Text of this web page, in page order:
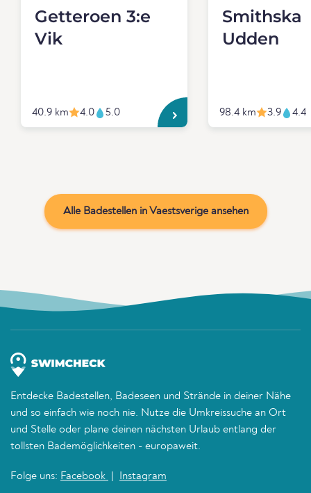
Getteroen 3:e
Vik
40.9 km 4.0 5.0
Smithska
Udden
98.4 km 3.9 4.4
Alle Badestellen in Vaestsverige ansehen
Entdecke Badestellen, Badeseen und Strände in deiner Nähe
und so einfach wie noch nie. Nutze die Umkreissuche an Ort
und Stelle oder plane deinen nächsten Urlaub entlang der
tollsten Bademöglichkeiten - europaweit.
Folge uns: Facebook Instagram